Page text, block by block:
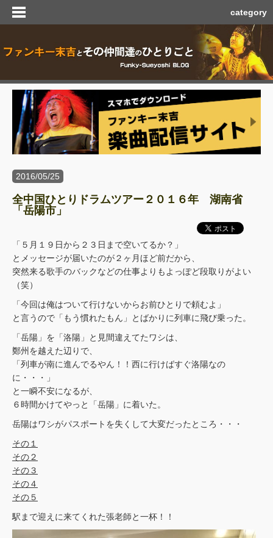
category
2016/05/25
全中国ひとりドラムツアー２０１６年 湖南省
「岳陽市」
「５月１９日から２３日まで空いてるか？」
とメッセージが届いたのが２ヶ月ほど前だから、
突然来る歌手のバックなどの仕事よりもよっぽど段取りがよい
（笑）
「今回は俺はついて行けないからお前ひとりで頼むよ」
と言うので「もう慣れたもん」とばかりに列車に飛び乗った。
「岳陽」を「洛陽」と見間違えてたワシは、
鄭州を越えた辺りで、
「列車が南に進んでるやん！！西に行けばすぐ洛陽なの
に・・・」
と一瞬不安になるが、
６時間かけてやっと「岳陽」に着いた。
岳陽はワシがパスポートを失くして大変だったところ・・・
その１
その２
その３
その４
その５
駅まで迎えに来てくれた張老師と一杯！！